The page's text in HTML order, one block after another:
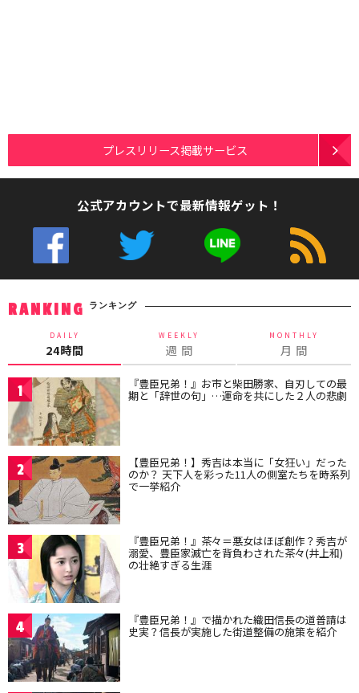
プレスリリース掲載サービス
公式アカウントで最新情報ゲット！
RANKING ランキング
DAILY
24時間
WEEKLY
週 間
MONTHLY
月 間
1 『豊臣兄弟！』お市と柴田勝家、自刃しての最
期と「辞世の句」…運命を共にした２人の悲劇
2 【豊臣兄弟！】秀吉は本当に「女狂い」だった
のか？ 天下人を彩った11人の側室たちを時系列
で一挙紹介
3 『豊臣兄弟！』茶々＝悪女はほぼ創作？秀吉が
溺愛、豊臣家滅亡を背負わされた茶々(井上和)
の壮絶すぎる生涯
4 『豊臣兄弟！』で描かれた織田信長の道普請は
史実？信長が実施した街道整備の施策を紹介